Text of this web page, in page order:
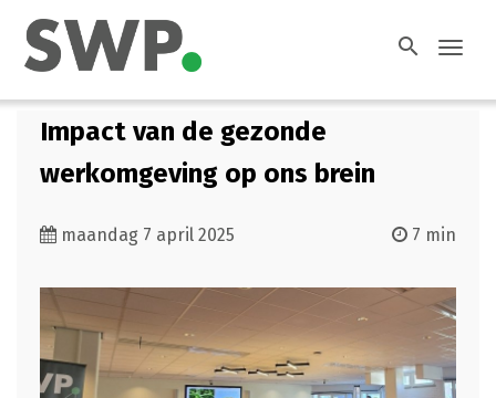
search
Impact van de gezonde
werkomgeving op ons brein
maandag 7 april 2025 7 min